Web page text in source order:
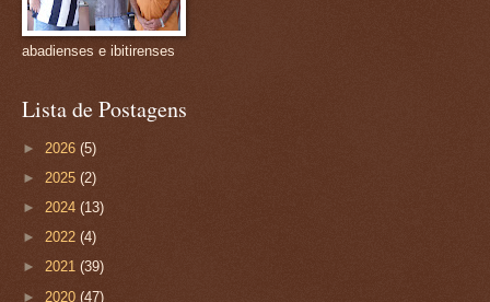
abadienses e ibitirenses
Lista de Postagens
► 2026 (5)
► 2025 (2)
► 2024 (13)
► 2022 (4)
► 2021 (39)
► 2020 (47)